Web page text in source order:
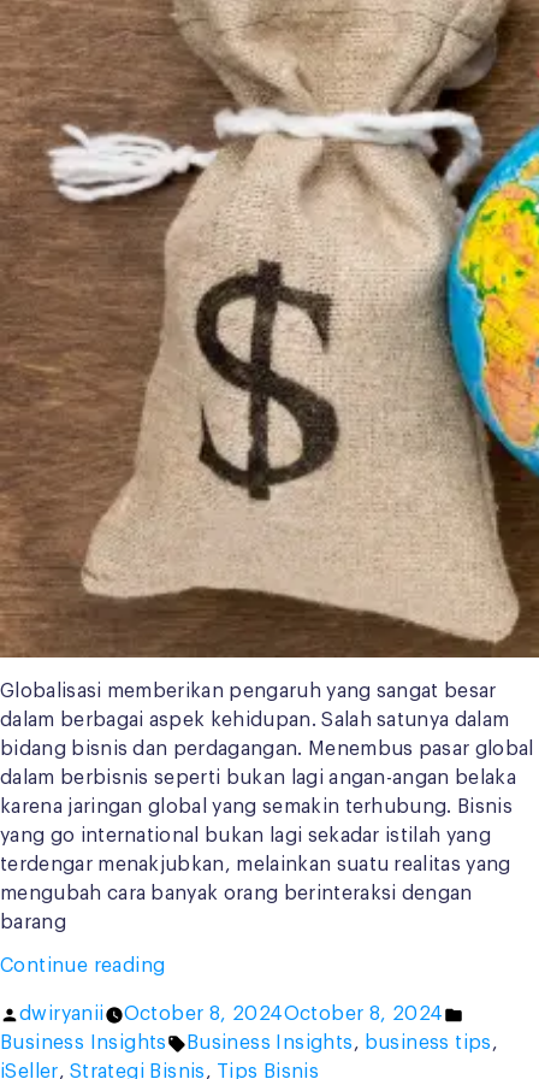
Globalisasi memberikan pengaruh yang sangat besar
dalam berbagai aspek kehidupan. Salah satunya dalam
bidang bisnis dan perdagangan. Menembus pasar global
dalam berbisnis seperti bukan lagi angan-angan belaka
karena jaringan global yang semakin terhubung. Bisnis
yang go international bukan lagi sekadar istilah yang
terdengar menakjubkan, melainkan suatu realitas yang
mengubah cara banyak orang berinteraksi dengan
barang
Continue reading“Pasar
Pengertian,
Manfaat,
Posted
by
dwiryanii October 8, 2024October 8, 2024
Posted
in
Business Insights Tags:
Business Insights, business tips,
iSeller, Strategi Bisnis, Tips Bisnis